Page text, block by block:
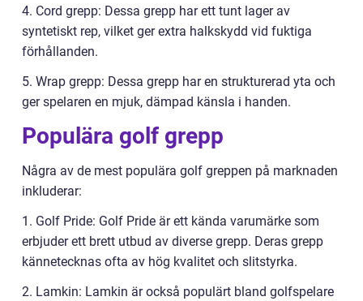
4. Cord grepp: Dessa grepp har ett tunt lager av
syntetiskt rep, vilket ger extra halkskydd vid fuktiga
förhållanden.
5. Wrap grepp: Dessa grepp har en strukturerad yta och
ger spelaren en mjuk, dämpad känsla i handen.
Populära golf grepp
Några av de mest populära golf greppen på marknaden
inkluderar:
1. Golf Pride: Golf Pride är ett kända varumärke som
erbjuder ett brett utbud av diverse grepp. Deras grepp
kännetecknas ofta av hög kvalitet och slitstyrka.
2. Lamkin: Lamkin är också populärt bland golfspelare